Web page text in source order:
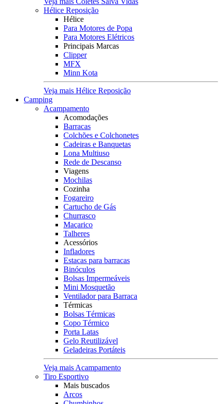
Hélice Reposição
Hélice
Para Motores de Popa
Para Motores Elétricos
Principais Marcas
Clipper
MFX
Minn Kota
Veja mais Hélice Reposição
Camping
Acampamento
Acomodações
Barracas
Colchões e Colchonetes
Cadeiras e Banquetas
Lona Multiuso
Rede de Descanso
Viagens
Mochilas
Cozinha
Fogareiro
Cartucho de Gás
Churrasco
Maçarico
Talheres
Acessórios
Infladores
Estacas para barracas
Binóculos
Bolsas Impermeáveis
Mini Mosquetão
Ventilador para Barraca
Térmicas
Bolsas Térmicas
Copo Térmico
Porta Latas
Gelo Reutilizável
Geladeiras Portáteis
Veja mais Acampamento
Tiro Esportivo
Mais buscados
Arcos